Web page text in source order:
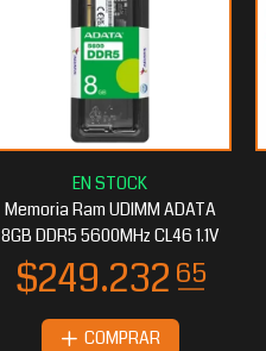
Memoria Ram UDIMM ADATA
8GB DDR5 5600MHz CL46 1.1V
COMPRAR